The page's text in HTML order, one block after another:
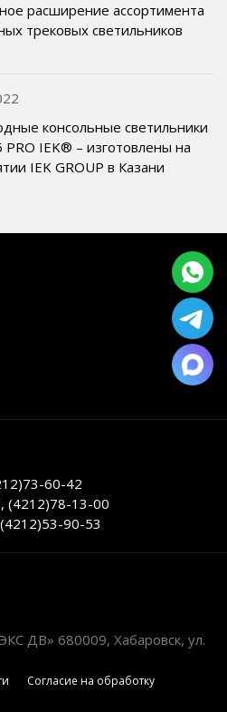
расширение ассортимента
трековых светильников
консольные светильники
IEK® – изготовлены на
IEK GROUP в Казани
60-42
(4212)78-13-00
90-53
ДВ» 680009, Хабаровск, ул.
Cогласие на обработку